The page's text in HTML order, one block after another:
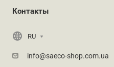
Контакты
RU
info@saeco-shop.com.ua